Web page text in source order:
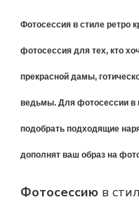
Фотосессия в стиле ретро
фотосессия для тех, кто
прекрасной дамы,
ведьмы. Для фотосессии в
подобрать подходящие
дополнят ваш образ на
Фотосессию в